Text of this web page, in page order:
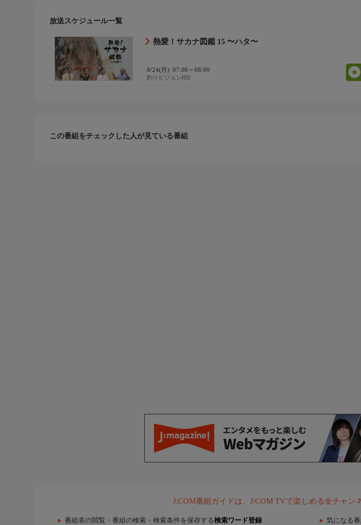
放送スケジュール一覧
熱愛！サカナ図鑑 15 〜ハタ〜
8/24(月) 07:00～08:00
釣りビジョンHD
この番組をチェックした人が見ている番組
J:COM番組ガイドは、J:COM TVで楽しめる全チャン
番組表の閲覧・番組の検索・検索条件を保存する検索ワード登録 気になる